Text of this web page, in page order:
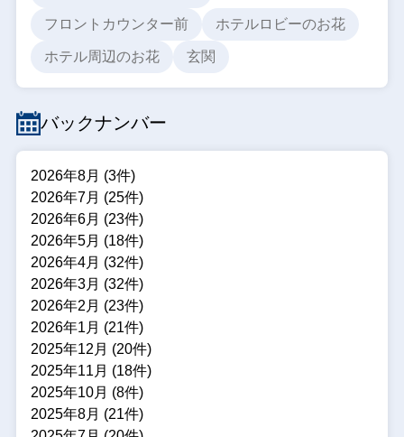
フロントカウンター前 ホテルロビーのお花
ホテル周辺のお花 玄関
バックナンバー
2026年8月 (3件)
2026年7月 (25件)
2026年6月 (23件)
2026年5月 (18件)
2026年4月 (32件)
2026年3月 (32件)
2026年2月 (23件)
2026年1月 (21件)
2025年12月 (20件)
2025年11月 (18件)
2025年10月 (8件)
2025年8月 (21件)